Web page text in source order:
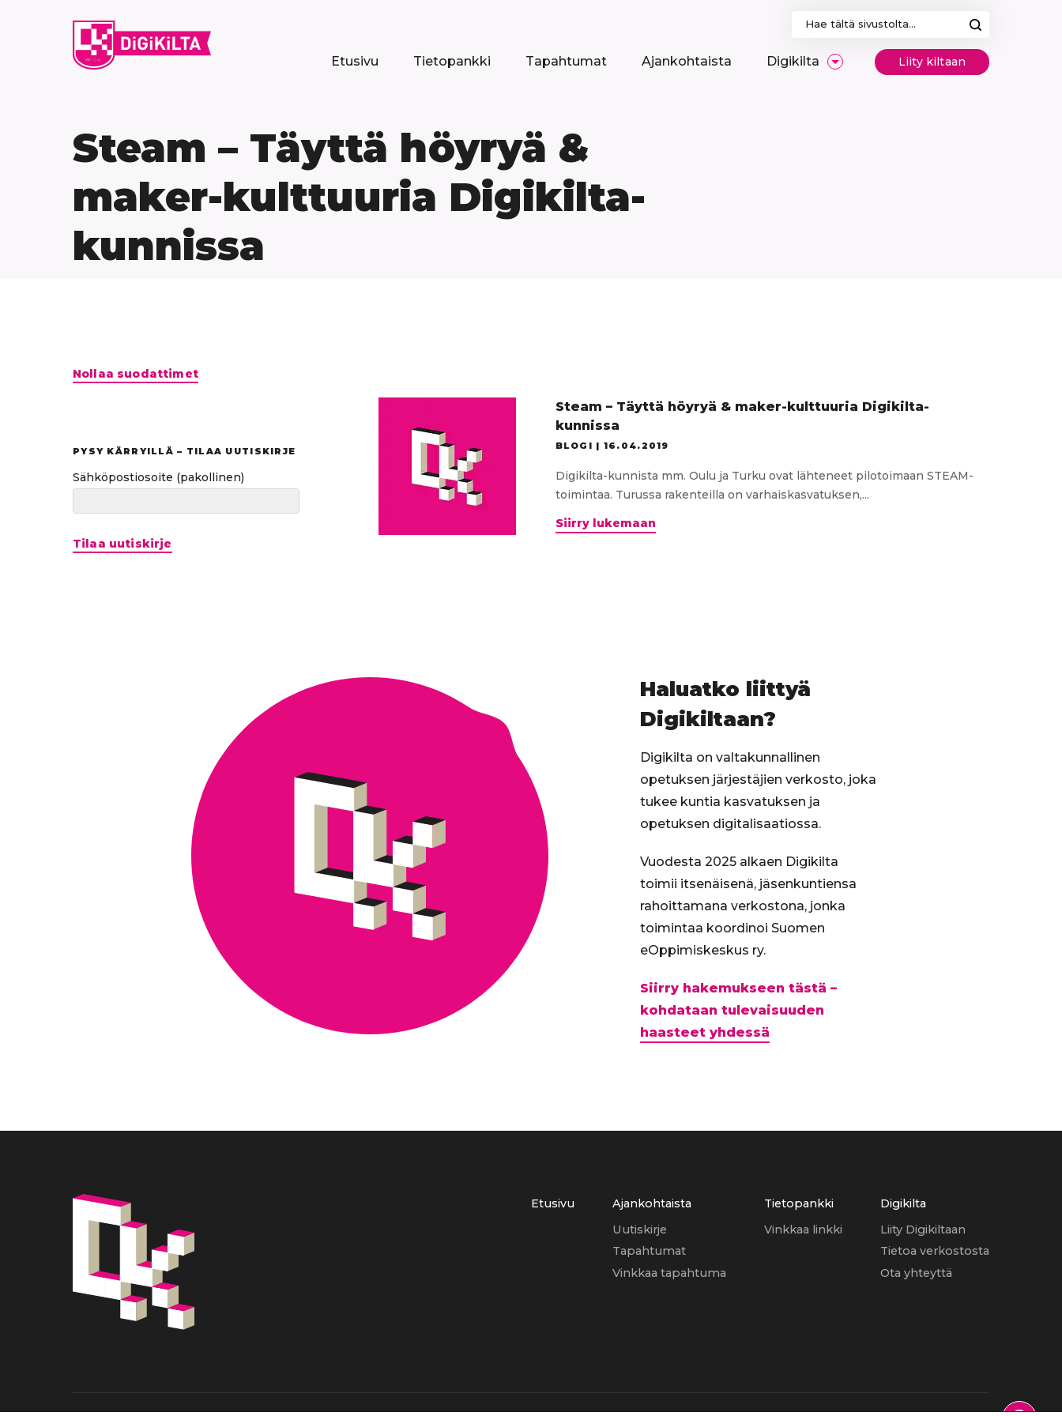
Haku:
Etusivu Tietopankki Tapahtumat Ajankohtaista Digikilta Liity kiltaan
Steam – Täyttä höyryä &
maker-kulttuuria Digikilta-
kunnissa
Hyppää
Nollaa suodattimet
PYSY KÄRRYILLÄ – TILAA UUTISKIRJE
Sähköpostiosoite (pakollinen)
Tilaa uutiskirje
Steam – Täyttä höyryä & maker-kulttuuria Digikilta-
kunnissa
BLOGI | 16.04.2019
Digikilta-kunnista mm. Oulu ja Turku ovat lähteneet pilotoimaan STEAM-
toimintaa. Turussa rakenteilla on varhaiskasvatuksen,...
Siirry lukemaanSteam
Haluatko liittyä
Digikiltaan?
Digikilta on valtakunnallinen
opetuksen järjestäjien verkosto, joka
tukee kuntia kasvatuksen ja
opetuksen digitalisaatiossa.
Vuodesta 2025 alkaen Digikilta
toimii itsenäisenä, jäsenkuntiensa
rahoittamana verkostona, jonka
toimintaa koordinoi Suomen
eOppimiskeskus ry.
Siirry hakemukseen tästä –
kohdataan tulevaisuuden
haasteet yhdessä
Etusivu
Ajankohtaista
Uutiskirje
Tapahtumat
Vinkkaa tapahtuma
Tietopankki
Vinkkaa linkki
Digikilta
Liity Digikiltaan
Tietoa verkostosta
Ota yhteyttä